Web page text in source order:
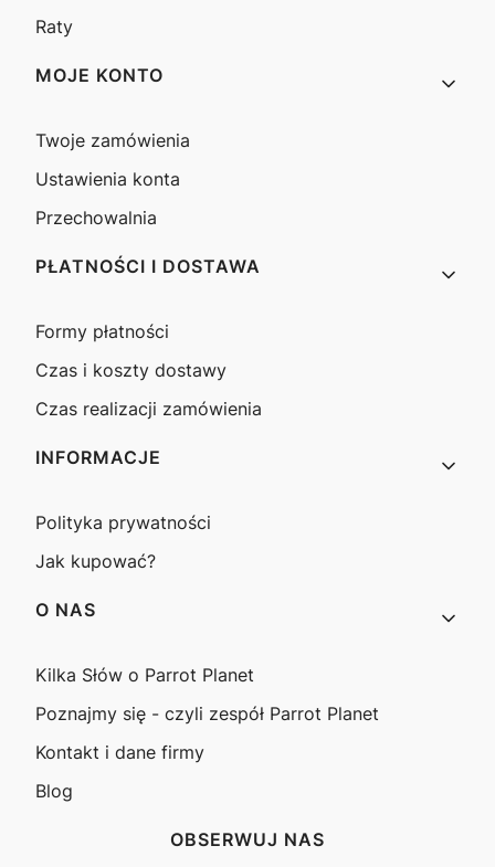
Raty
MOJE KONTO
Twoje zamówienia
Ustawienia konta
Przechowalnia
PŁATNOŚCI I DOSTAWA
Formy płatności
Czas i koszty dostawy
Czas realizacji zamówienia
INFORMACJE
Polityka prywatności
Jak kupować?
O NAS
Kilka Słów o Parrot Planet
Poznajmy się - czyli zespół Parrot Planet
Kontakt i dane firmy
Blog
OBSERWUJ NAS